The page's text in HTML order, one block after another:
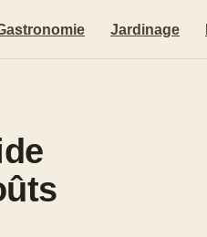
Jardinage